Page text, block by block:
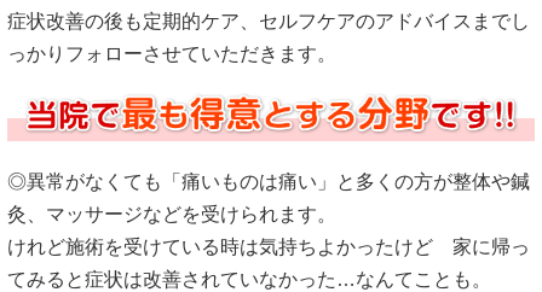
症状改善の後も定期的ケア、セルフケアのアドバイスまでし
っかりフォローさせていただきます。
◎異常がなくても「痛いものは痛い」と多くの方が整体や鍼
灸、マッサージなどを受けられます。
けれど施術を受けている時は気持ちよかったけど 家に帰っ
てみると症状は改善されていなかった…なんてことも。